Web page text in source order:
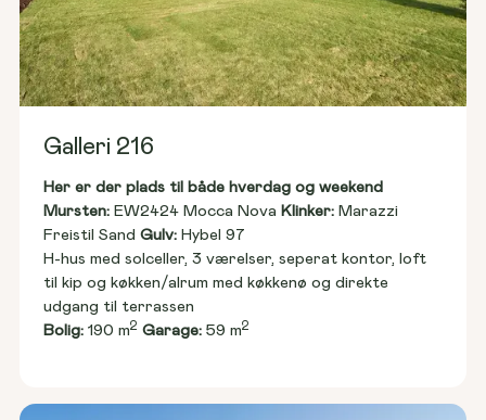
Galleri 216
Her er der plads til både hverdag og weekend
Mursten: EW2424 Mocca Nova Klinker: Marazzi
Freistil Sand Gulv: Hybel 97
H-hus med solceller, 3 værelser, seperat kontor, loft
til kip og køkken/alrum med køkkenø og direkte
udgang til terrassen
Bolig: 190 m2 Garage: 59 m2